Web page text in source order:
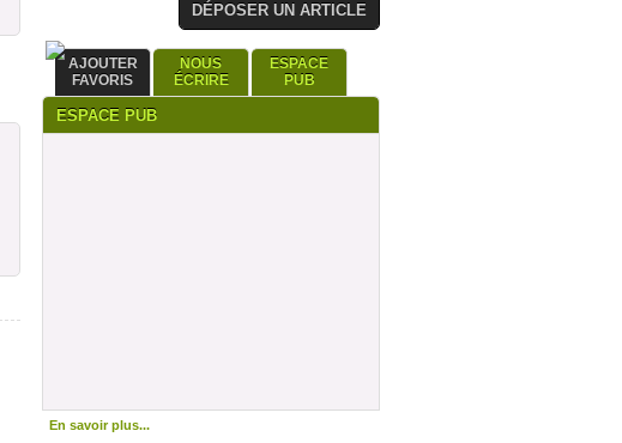
DÉPOSER UN ARTICLE
AJOUTER
FAVORIS
NOUS
ÉCRIRE
ESPACE
PUB
ESPACE PUB
En savoir plus...